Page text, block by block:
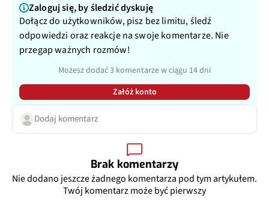
Zaloguj się, by śledzić dyskuję
Dołącz do użytkowników, pisz bez limitu, śledź
odpowiedzi oraz reakcje na swoje komentarze. Nie
przegap ważnych rozmów!
Możesz dodać 3 komentarze w ciągu 14 dni
Załóż konto
Dodaj komentarz
Brak komentarzy
Nie dodano jeszcze żadnego komentarza pod tym artykułem.
Twój komentarz może być pierwszy